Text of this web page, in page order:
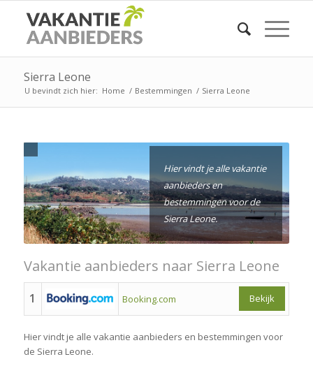
Sierra Leone
U bevindt zich hier: Home / Bestemmingen / Sierra Leone
Hier vindt je alle vakantie
aanbieders en
bestemmingen voor de
Sierra Leone.
Vakantie aanbieders naar Sierra Leone
1 Booking.com Bekijk
Hier vindt je alle vakantie aanbieders en bestemmingen voor
de Sierra Leone.